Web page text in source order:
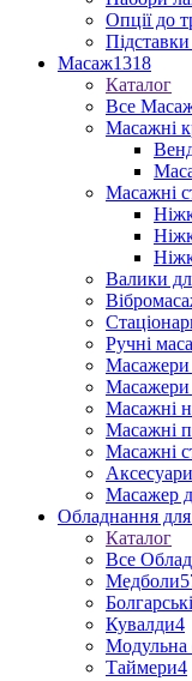
Опції до
Підставки
Масаж1318
Каталог
Все
Масажні
Масажні
Валики
Ручні
Масажери
Масажери
Масажні
Масажні
Масажні
Масажер
Обладнання для
Каталог
Все
Медболи
Кувалди4
Модульна
Таймери4